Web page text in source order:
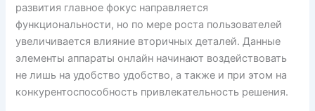
развития главное фокус направляется
функциональности, но по мере роста пользователей
увеличивается влияние вторичных деталей. Данные
элементы аппараты онлайн начинают воздействовать
не лишь на удобство удобство, а также и при этом на
конкурентоспособность привлекательность решения.